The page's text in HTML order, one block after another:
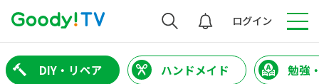
検索 ログイン
DIY・リペア ハンドメイド 勉強